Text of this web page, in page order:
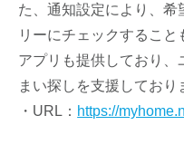
た、通知設定により、希
リーにチェックするこ
アプリも提供しており、
まい探しを支援しており
・URL： https://